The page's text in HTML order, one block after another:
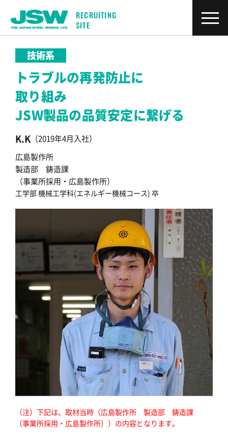
RECRUITING
SITE
技術系
トラブルの再発防止に
取り組み
JSW製品の品質安定に繋げる
K.K （2019年4月入社）
広島製作所
製造部 鋳造課
（事業所採用・広島製作所）
工学部 機械工学科(エネルギー機械コース) 卒
（注）下記は、取材当時（広島製作所 製造部 鋳造課
（事業所採用・広島製作所））の内容となります。